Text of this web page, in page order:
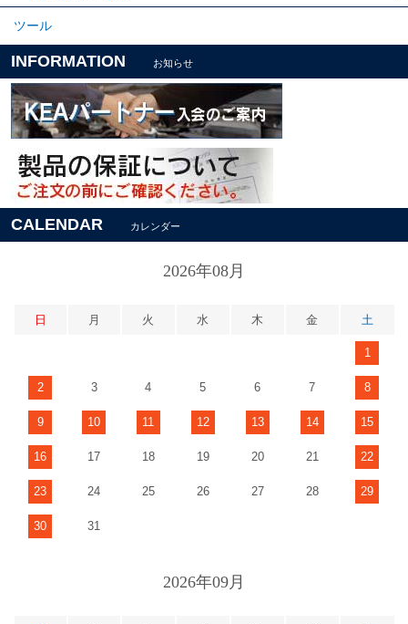
ツール
INFORMATION お知らせ
CALENDAR カレンダー
2026年08月
日 月 火 水 木 金 土
1
2 3 4 5 6 7 8
9 10 11 12 13 14 15
16 17 18 19 20 21 22
23 24 25 26 27 28 29
30 31
2026年09月